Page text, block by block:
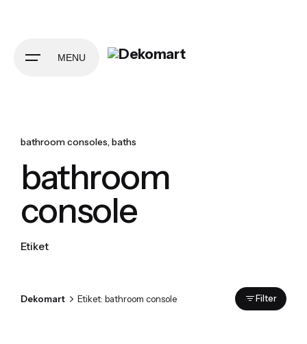
MENU
bathroom consoles baths
bathroom
console
Etiket
Dekomart Etiket: bathroom console Filter